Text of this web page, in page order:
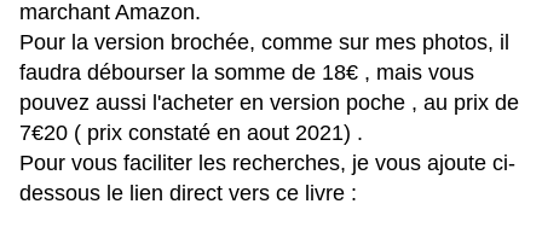
marchant Amazon.
Pour la version brochée, comme sur mes photos, il
faudra débourser la somme de 18€ , mais vous
pouvez aussi l'acheter en version poche , au prix de
7€20 ( prix constaté en aout 2021) .
Pour vous faciliter les recherches, je vous ajoute ci-
dessous le lien direct vers ce livre :